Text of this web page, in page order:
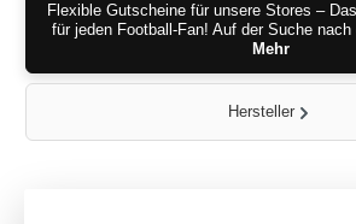
Flexible Gutscheine für unsere Stores –
für jeden Football-Fan! Auf der Suche
Mehr
Hersteller